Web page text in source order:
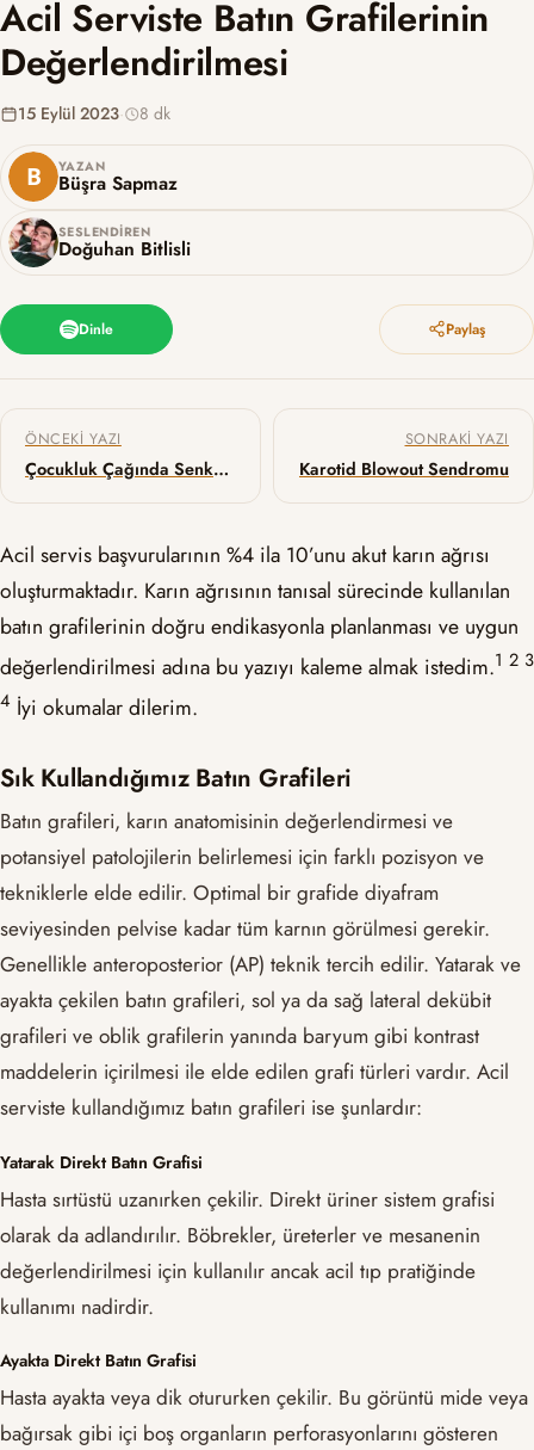
Acil Serviste Batın Grafilerinin
Değerlendirilmesi
YAZAN
Büşra Sapmaz
SESLENDIREN
Doğuhan Bitlisli
15 Eylül 2023· 8 dk
Dinle Paylaş
Yazı gezinmesi
ÖNCEKI YAZI
Çocukluk Çağında Senkopa Yaklaşım
SONRAKI YAZI
Karotid Blowout Sendromu
Acil servis başvurularının %4 ila 10’unu akut karın ağrısı
oluşturmaktadır. Karın ağrısının tanısal sürecinde kullanılan
batın grafilerinin doğru endikasyonla planlanması ve uygun
değerlendirilmesi adına bu yazıyı kaleme almak istedim.​1​ ​2​ ​3​
​4​ İyi okumalar dilerim.
Sık Kullandığımız Batın Grafileri
Batın grafileri, karın anatomisinin değerlendirmesi ve
potansiyel patolojilerin belirlemesi için farklı pozisyon ve
tekniklerle elde edilir. Optimal bir grafide diyafram
seviyesinden pelvise kadar tüm karnın görülmesi gerekir.
Genellikle anteroposterior (AP) teknik tercih edilir. Yatarak ve
ayakta çekilen batın grafileri, sol ya da sağ lateral dekübit
grafileri ve oblik grafilerin yanında baryum gibi kontrast
maddelerin içirilmesi ile elde edilen grafi türleri vardır. Acil
serviste kullandığımız batın grafileri ise şunlardır:
Yatarak Direkt Batın Grafisi
Hasta sırtüstü uzanırken çekilir. Direkt üriner sistem grafisi
olarak da adlandırılır. Böbrekler, üreterler ve mesanenin
değerlendirilmesi için kullanılır ancak acil tıp pratiğinde
kullanımı nadirdir.
Ayakta Direkt Batın Grafisi
Hasta ayakta veya dik otururken çekilir. Bu görüntü mide veya
bağırsak gibi içi boş organların perforasyonlarını gösteren